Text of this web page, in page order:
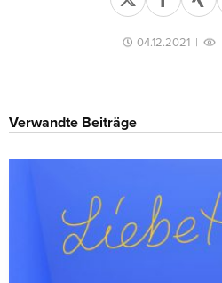
04.12.2021|
Verwandte Beiträge